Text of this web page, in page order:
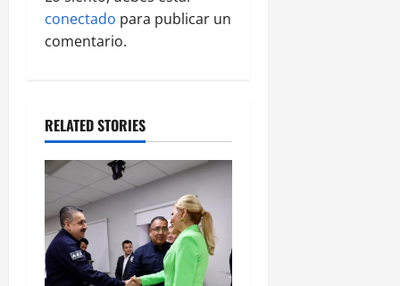
a
t
o
n
conectado para publicar un
comentario.
RELATED STORIES